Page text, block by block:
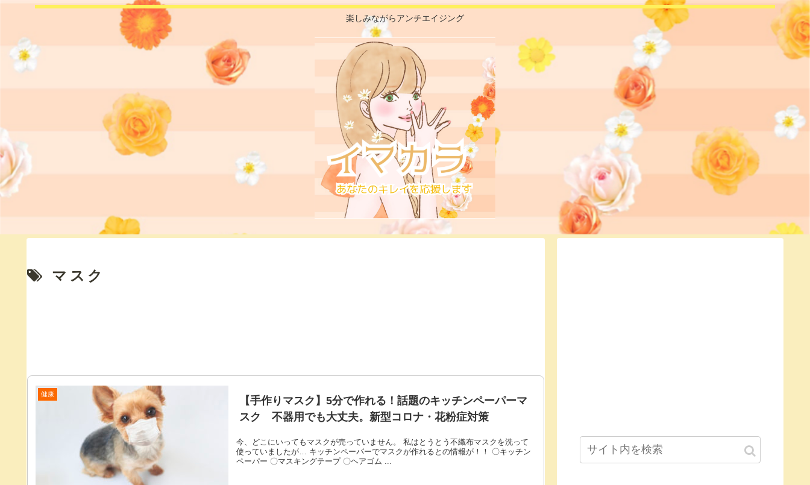
楽しみながらアンチエイジング
マスク
健康
【手作りマスク】5分で作れる！話題のキッチンペーパーマ
スク 不器用でも大丈夫。新型コロナ・花粉症対策
今、どこにいってもマスクが売っていません。 私はとうとう不織布マスクを洗って
使っていましたが… キッチンペーパーでマスクが作れるとの情報が！！ 〇キッチン
ペーパー 〇マスキングテープ 〇ヘアゴム ...